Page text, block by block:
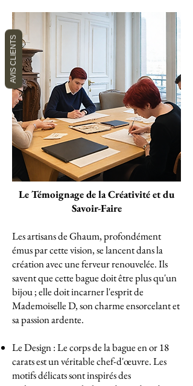
Le Témoignage de la Créativité et du
Savoir-Faire
Les artisans de Ghaum, profondément
émus par cette vision, se lancent dans la
création avec une ferveur renouvelée. Ils
savent que cette bague doit être plus qu'un
bijou ; elle doit incarner l'esprit de
Mademoiselle D, son charme ensorcelant et
sa passion ardente.
Le Design : Le corps de la bague en or 18
carats est un véritable chef-d'œuvre. Les
motifs délicats sont inspirés des
AVIS CLIENTS